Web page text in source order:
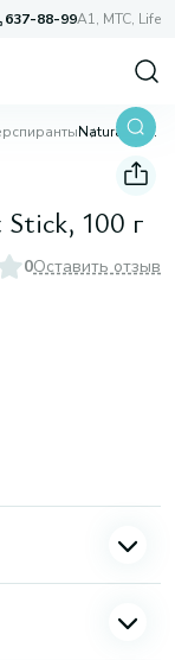
637-88-99A1, МТС, Life
Natural Mineral Deodorant Stick, 100 г
100 г
0Оставить отзыв